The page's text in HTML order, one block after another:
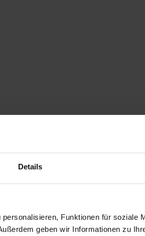
Details
Funktionen für soziale
geben wir Informationen zu